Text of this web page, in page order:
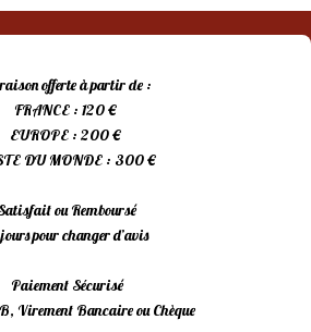
offerte à partir de :
FRANCE : 120 €
EUROPE : 200 €
DU MONDE : 300 €
ou Remboursé
jours pour changer d’avis
Paiement Sécurisé
Virement Bancaire ou Chèque